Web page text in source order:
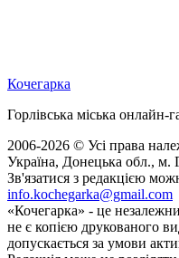
Кочегарка
Горлівська міська онлайн-
2006-2026 © Усі права
Україна, Донецька обл., м.
Зв'язатися з редакцією
info.kochegarka@gmail.com
«Кочегарка» - це
не є копією друкованого
допускається за умови